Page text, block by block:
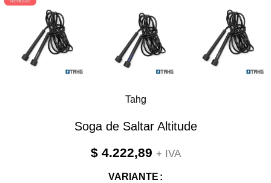
Tahg
Soga de Saltar Altitude
$4.222,89 + IVA
VARIANTE